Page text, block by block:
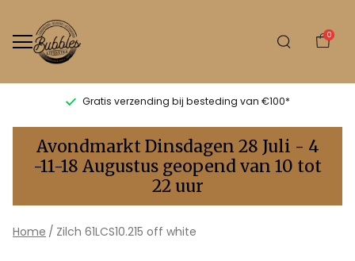
0
Gratis verzending bij besteding van €100*
Zilch
61LCS10.215
off
white
Avondmarkt Dinsdagen 28 Juli - 4
-11-18 Augustus geopend van 10 tot
22 uur
Home Zilch 61LCS10.215 off white